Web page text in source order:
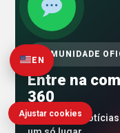
COMUNIDADE
Entre na
360
Novidades,
Ajustar cookies
EN